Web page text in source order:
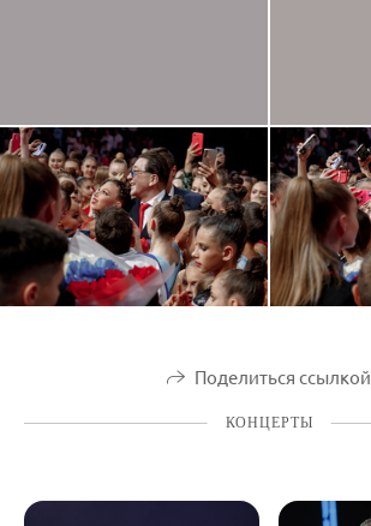
Поделиться ссылкой
КОНЦЕРТЫ